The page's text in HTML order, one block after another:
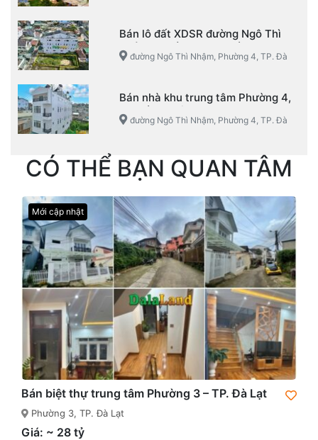
Bán lô đất XDSR đường Ngô Thì
Nhậm, Phường 4, TP. Đà Lạt
đường Ngô Thì Nhậm, Phường 4, TP. Đà
Bán nhà khu trung tâm Phường 4,
TP. Đà Lạt view đẹp
đường Ngô Thì Nhậm, Phường 4, TP. Đà
CÓ THỂ BẠN QUAN TÂM
Mới cập nhật
Bán biệt thự trung tâm Phường 3 – TP. Đà Lạt
Phường 3, TP. Đà Lạt
Giá: ~ 28 tỷ